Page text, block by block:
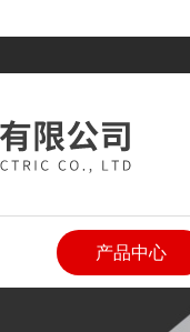
产品中心